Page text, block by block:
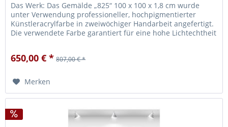
Das Werk: Das Gemälde „825“ 100 x 100 x 1,8 cm wurde
unter Verwendung professioneller, hochpigmentierter
Künstleracrylfarbe in zweiwöchiger Handarbeit angefertigt.
Die verwendete Farbe garantiert für eine hohe Lichtechtheit
650,00 € * 807,00 € *
Merken